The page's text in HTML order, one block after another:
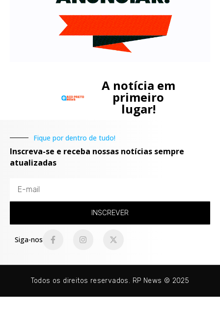
A notícia em
primeiro
lugar!
Fique por dentro de tudo!
Inscreva-se e receba nossas notícias sempre
atualizadas
INSCREVER
Siga-nos
Todos os direitos reservados. RP News © 2025